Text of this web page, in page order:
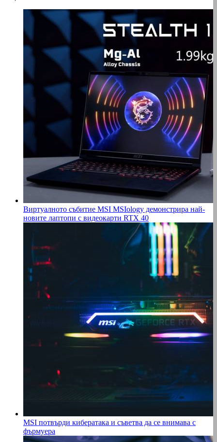
Виртуалното събитие MSI MSIology демонстрира най-
новите лаптопи с видеокарти RTX 40
MSI потвърди кибератака и съветва да се внимава с
фърмуера